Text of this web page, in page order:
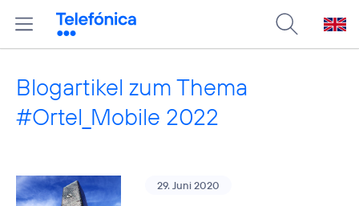
Blogartikel zum Thema
#Ortel_Mobile 2022
29. Juni 2020